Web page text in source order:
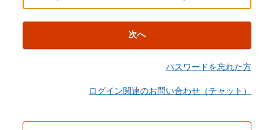
次へ
パスワードを忘れた方
ログイン関連のお問い合わせ（チャット）